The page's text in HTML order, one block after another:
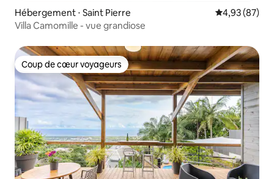
Hébergement ⋅ Saint Pierre Évaluation
4,93 (87)
Villa Camomille - vue grandiose
Coup de cœur voyageurs
Coup de cœur voyageurs